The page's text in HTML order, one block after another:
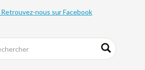
Retrouvez-nous sur Facebook